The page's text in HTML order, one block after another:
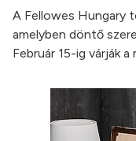
A Fellowes Hungary
amelyben döntő
Február 15-ig várják a